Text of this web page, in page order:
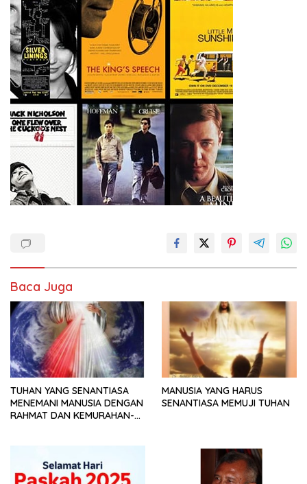
Baca Juga
TUHAN YANG SENANTIASA
MENEMANI MANUSIA DENGAN
RAHMAT DAN KEMURAHAN-
MANUSIA YANG HARUS
SENANTIASA MEMUJI TUHAN